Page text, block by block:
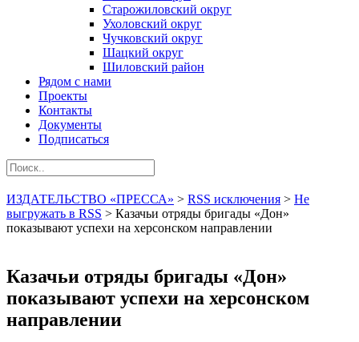
Старожиловский округ
Ухоловский округ
Чучковский округ
Шацкий округ
Шиловский район
Рядом с нами
Проекты
Контакты
Документы
Подписаться
ИЗДАТЕЛЬСТВО «ПРЕССА» > RSS исключения > Не
выгружать в RSS > Казачьи отряды бригады «Дон»
показывают успехи на херсонском направлении
Казачьи отряды бригады «Дон»
показывают успехи на херсонском
направлении